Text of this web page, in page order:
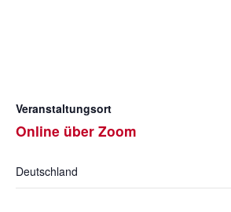
Veranstaltungsort
Online über Zoom
Deutschland